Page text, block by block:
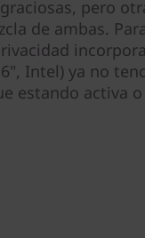
pero
de ambas.
Intel) ya no
estando activa